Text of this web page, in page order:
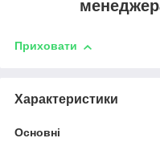
Приховати
Характеристики
Основні